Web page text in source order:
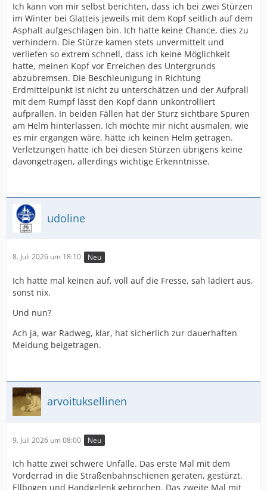
Ich kann von mir selbst berichten, dass ich bei zwei Stürzen
im Winter bei Glatteis jeweils mit dem Kopf seitlich auf dem
Asphalt aufgeschlagen bin. Ich hatte keine Chance, dies zu
verhindern. Die Stürze kamen stets unvermittelt und
verliefen so extrem schnell, dass ich keine Möglichkeit
hatte, meinen Kopf vor Erreichen des Untergrunds
abzubremsen. Die Beschleunigung in Richtung
Erdmittelpunkt ist nicht zu unterschätzen und der Aufprall
mit dem Rumpf lässt den Kopf dann unkontrolliert
aufprallen. In beiden Fällen hat der Sturz sichtbare Spuren
am Helm hinterlassen. Ich möchte mir nicht ausmalen, wie
es mir ergangen wäre, hätte ich keinen Helm getragen.
Verletzungen hatte ich bei diesen Stürzen übrigens keine
davongetragen, allerdings wichtige Erkenntnisse.
udoline
8. Juli 2026 um 18:10 Neu
Ich hatte mal keinen auf, voll auf die Fresse, sah lädiert aus,
sonst nix.
Und nun?
Ach ja, war Radweg, klar, hat sicherlich zur dauerhaften
Meidung beigetragen.
arvoituksellinen
9. Juli 2026 um 08:00 Neu
Ich hatte zwei schwere Unfälle. Das erste Mal mit dem
Vorderrad in die Straßenbahnschienen geraten, gestürzt,
Ellbogen und Handgelenk gebrochen. Das zweite Mal mit